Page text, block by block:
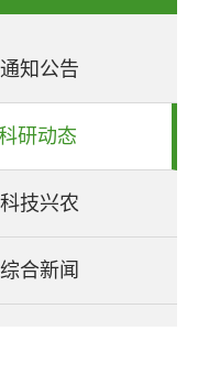
通知公告
研动态
科技兴农
综合新闻